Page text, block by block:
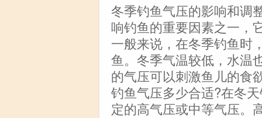
冬季钓鱼气压的影响和调
响钓鱼的重要因素之一，
一般来说，在冬季钓鱼时
鱼。冬季气温较低，水温
的气压可以刺激鱼儿的食
钓鱼气压多少合适?在冬
定的高气压或中等气压。